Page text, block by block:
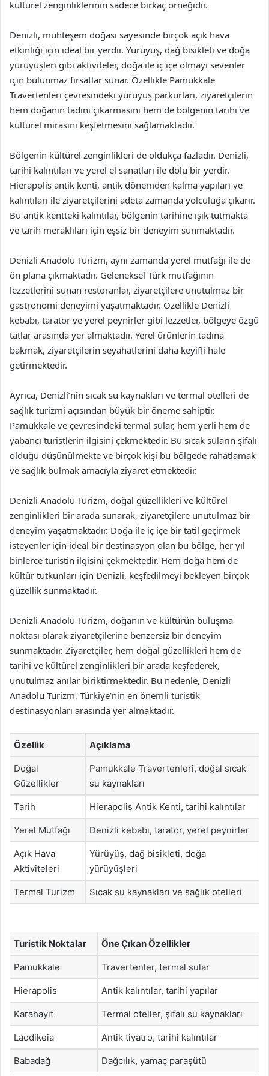
kültürel zenginliklerinin sadece birkaç örneğidir.
Denizli, muhteşem doğası sayesinde birçok açık hava
etkinliği için ideal bir yerdir. Yürüyüş, dağ bisikleti ve doğa
yürüyüşleri gibi aktiviteler, doğa ile iç içe olmayı sevenler
için bulunmaz fırsatlar sunar. Özellikle Pamukkale
Travertenleri çevresindeki yürüyüş parkurları, ziyaretçilerin
hem doğanın tadını çıkarmasını hem de bölgenin tarihi ve
kültürel mirasını keşfetmesini sağlamaktadır.
Bölgenin kültürel zenginlikleri de oldukça fazladır. Denizli,
tarihi kalıntıları ve yerel el sanatları ile dolu bir yerdir.
Hierapolis antik kenti, antik dönemden kalma yapıları ve
kalıntıları ile ziyaretçilerini adeta zamanda yolculuğa çıkarır.
Bu antik kentteki kalıntılar, bölgenin tarihine ışık tutmakta
ve tarih meraklıları için eşsiz bir deneyim sunmaktadır.
Denizli Anadolu Turizm, aynı zamanda yerel mutfağı ile de
ön plana çıkmaktadır. Geleneksel Türk mutfağının
lezzetlerini sunan restoranlar, ziyaretçilere unutulmaz bir
gastronomi deneyimi yaşatmaktadır. Özellikle Denizli
kebabı, tarator ve yerel peynirler gibi lezzetler, bölgeye özgü
tatlar arasında yer almaktadır. Yerel ürünlerin tadına
bakmak, ziyaretçilerin seyahatlerini daha keyifli hale
getirmektedir.
Ayrıca, Denizli’nin sıcak su kaynakları ve termal otelleri de
sağlık turizmi açısından büyük bir öneme sahiptir.
Pamukkale ve çevresindeki termal sular, hem yerli hem de
yabancı turistlerin ilgisini çekmektedir. Bu sıcak suların şifalı
olduğu düşünülmekte ve birçok kişi bu bölgede rahatlamak
ve sağlık bulmak amacıyla ziyaret etmektedir.
Denizli Anadolu Turizm, doğal güzellikleri ve kültürel
zenginlikleri bir arada sunarak, ziyaretçilere unutulmaz bir
deneyim yaşatmaktadır. Doğa ile iç içe bir tatil geçirmek
isteyenler için ideal bir destinasyon olan bu bölge, her yıl
binlerce turistin ilgisini çekmektedir. Hem doğa hem de
kültür tutkunları için Denizli, keşfedilmeyi bekleyen birçok
güzellik sunmaktadır.
Denizli Anadolu Turizm, doğanın ve kültürün buluşma
noktası olarak ziyaretçilerine benzersiz bir deneyim
sunmaktadır. Ziyaretçiler, hem doğal güzellikleri hem de
tarihi ve kültürel zenginlikleri bir arada keşfederek,
unutulmaz anılar biriktirmektedir. Bu nedenle, Denizli
Anadolu Turizm, Türkiye’nin en önemli turistik
destinasyonları arasında yer almaktadır.
Özellik Açıklama
Doğal
Güzellikler
Pamukkale Travertenleri, doğal sıcak
su kaynakları
Tarih Hierapolis Antik Kenti, tarihi kalıntılar
Yerel Mutfağı Denizli kebabı, tarator, yerel peynirler
Açık Hava
Aktiviteleri
Yürüyüş, dağ bisikleti, doğa
yürüyüşleri
Termal Turizm Sıcak su kaynakları ve sağlık otelleri
Turistik Noktalar Öne Çıkan Özellikler
Pamukkale Travertenler, termal sular
Hierapolis Antik kalıntılar, tarihi yapılar
Karahayıt Termal oteller, şifalı su kaynakları
Laodikeia Antik tiyatro, tarihi kalıntılar
Babadağ Dağcılık, yamaç paraşütü